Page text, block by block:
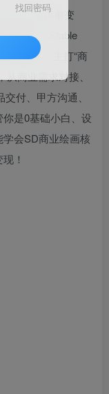
业绘画接单变
焦SD（Stable
趣教学，主打“商
商业需求对接、
付、甲方沟通、
是0基础小白、设
会SD商业绘画核
！
找回密码